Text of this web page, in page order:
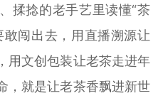
揉捻的老手艺里读懂“茶
闯出去，用直播溯源让
用文创包装让老茶走进年
，就是让老茶香飘进新世